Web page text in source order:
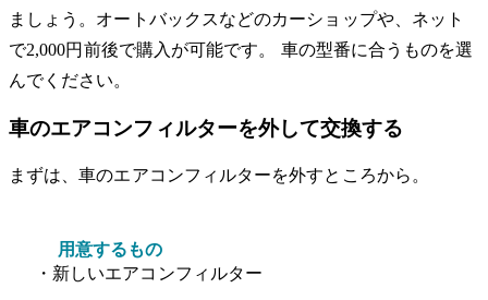
ましょう。オートバックスなどのカーショップや、ネット
で2,000円前後で購入が可能です。 車の型番に合うものを選
んでください。
車のエアコンフィルターを外して交換する
まずは、車のエアコンフィルターを外すところから。
用意するもの
・新しいエアコンフィルター